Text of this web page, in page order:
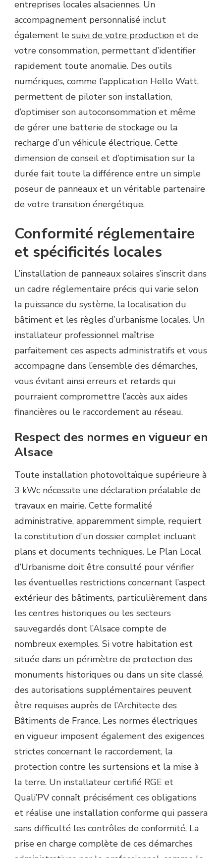
entreprises locales alsaciennes. Un
accompagnement personnalisé inclut
également le suivi de votre production et de
votre consommation, permettant d’identifier
rapidement toute anomalie. Des outils
numériques, comme l’application Hello Watt,
permettent de piloter son installation,
d’optimiser son autoconsommation et même
de gérer une batterie de stockage ou la
recharge d’un véhicule électrique. Cette
dimension de conseil et d’optimisation sur la
durée fait toute la différence entre un simple
poseur de panneaux et un véritable partenaire
de votre transition énergétique.
Conformité réglementaire
et spécificités locales
L’installation de panneaux solaires s’inscrit dans
un cadre réglementaire précis qui varie selon
la puissance du système, la localisation du
bâtiment et les règles d’urbanisme locales. Un
installateur professionnel maîtrise
parfaitement ces aspects administratifs et vous
accompagne dans l’ensemble des démarches,
vous évitant ainsi erreurs et retards qui
pourraient compromettre l’accès aux aides
financières ou le raccordement au réseau.
Respect des normes en vigueur en
Alsace
Toute installation photovoltaïque supérieure à
3 kWc nécessite une déclaration préalable de
travaux en mairie. Cette formalité
administrative, apparemment simple, requiert
la constitution d’un dossier complet incluant
plans et documents techniques. Le Plan Local
d’Urbanisme doit être consulté pour vérifier
les éventuelles restrictions concernant l’aspect
extérieur des bâtiments, particulièrement dans
les centres historiques ou les secteurs
sauvegardés dont l’Alsace compte de
nombreux exemples. Si votre habitation est
située dans un périmètre de protection des
monuments historiques ou dans un site classé,
des autorisations supplémentaires peuvent
être requises auprès de l’Architecte des
Bâtiments de France. Les normes électriques
en vigueur imposent également des exigences
strictes concernant le raccordement, la
protection contre les surtensions et la mise à
la terre. Un installateur certifié RGE et
Quali’PV connaît précisément ces obligations
et réalise une installation conforme qui passera
sans difficulté les contrôles de conformité. La
prise en charge complète de ces démarches